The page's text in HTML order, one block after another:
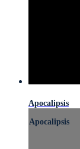
Apocalipsis
Apocalipsis